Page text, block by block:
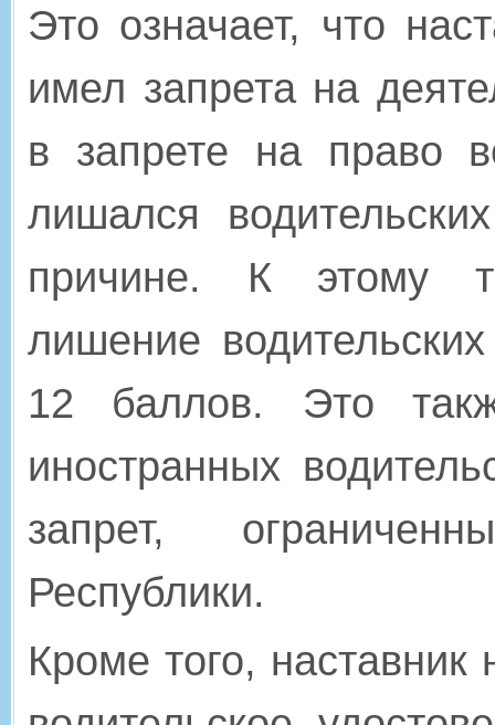
Это означает, что
имел запрета на
в запрете на право
лишался
причине. К этому
лишение
12 баллов. Это
иностранных
запрет,
Республики.
Кроме того,